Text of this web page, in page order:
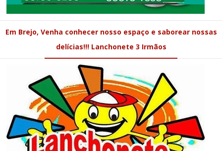
Em Brejo, Venha conhecer nosso espaço e saborear nossas
delícias!!! Lanchonete 3 Irmãos